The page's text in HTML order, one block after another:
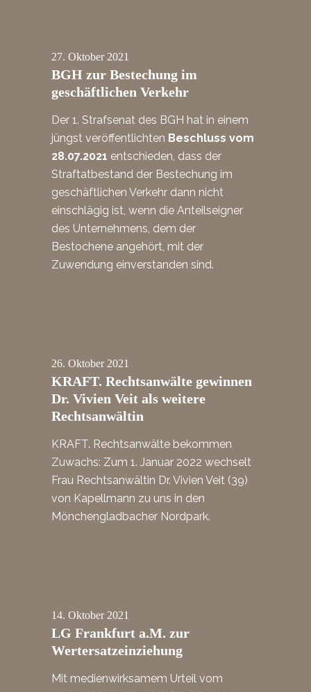
27. Oktober 2021
BGH zur Bestechung im
geschäftlichen Verkehr
Der 1. Strafsenat des BGH hat in einem
jüngst veröffentlichten Beschluss vom
28.07.2021 entschieden, dass der
Straftatbestand der Bestechung im
geschäftlichen Verkehr dann nicht
einschlägig ist, wenn die Anteilseigner
des Unternehmens, dem der
Bestochene angehört, mit der
Zuwendung einverstanden sind.
26. Oktober 2021
KRAFT. Rechtsanwälte gewinnen
Dr. Vivien Veit als weitere
Rechtsanwältin
KRAFT. Rechtsanwälte bekommen
Zuwachs: Zum 1. Januar 2022 wechselt
Frau Rechtsanwältin Dr. Vivien Veit (39)
von Kapellmann zu uns in den
Mönchengladbacher Nordpark.
14. Oktober 2021
LG Frankfurt a.M. zur
Wertersatzeinziehung
Mit medienwirksamem Urteil vom